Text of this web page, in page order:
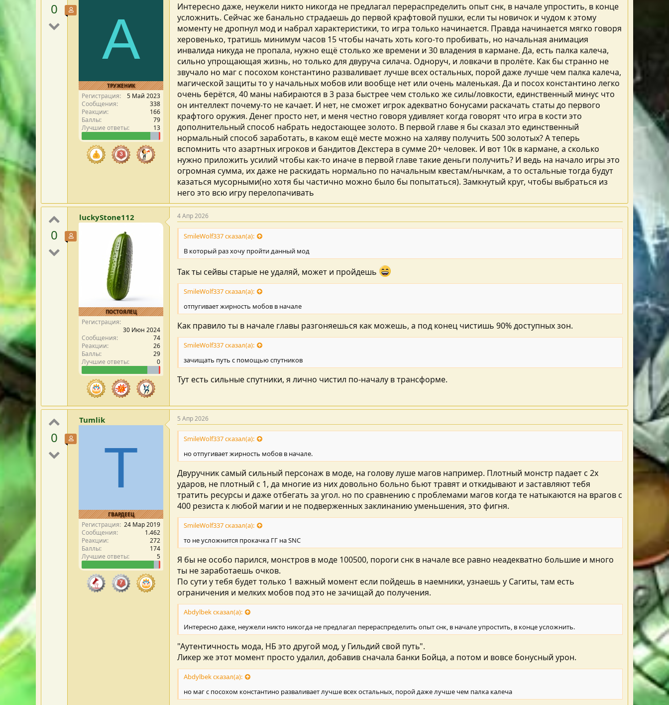
0 A
ТРУЖЕНИК
Регистрация
5 Май 2023
Сообщения
338
Реакции
166
Баллы
79
Лучшие ответы
13
Интересно даже, неужели никто никогда не предлагал перераспределить опыт снк, в начале упростить, в конце
усложнить. Сейчас же банально страдаешь до первой крафтовой пушки, если ты новичок и чудом к этому
моменту не дропнул мод и набрал характеристики, то игра только начинается. Правда начинается мягко говоря
херовенько, тратишь минимум часов 15 чтобы начать хоть кого-то пробивать, но начальная анимация
инвалида никуда не пропала, нужно ещё столько же времени и 30 владения в кармане. Да, есть палка калеча,
сильно упрощающая жизнь, но только для двуруча силача. Одноруч, и ловкачи в пролёте. Как бы странно не
звучало но маг с посохом константино разваливает лучше всех остальных, порой даже лучше чем палка калеча,
магической защиты то у начальных мобов или вообще нет или очень маленькая. Да и посох константино легко
очень берётся, 40 маны набираются в 3 раза быстрее чем столько же силы/ловкости, единственный минус что
он интеллект почему-то не качает. И нет, не сможет игрок адекватно бонусами раскачать статы до первого
крафтого оружия. Денег просто нет, и меня честно говоря удивляет когда говорят что игра в кости это
дополнительный способ набрать недостающее золото. В первой главе я бы сказал это единственный
нормальный способ заработать, в каком ещё месте можно на халяву получить 500 золотых? А теперь
вспомнить что азартных игроков и бандитов Декстера в сумме 20+ человек. И вот 10к в кармане, а сколько
нужно приложить усилий чтобы как-то иначе в первой главе такие деньги получить? И ведь на начало игры это
огромная сумма, их даже не раскидать нормально по начальным квестам/нычкам, а то остальные тогда будут
казаться мусорными(но хотя бы частично можно было бы попытаться). Замкнутый круг, чтобы выбраться из
него это всю игру перелопачивать
0
luckyStone112
ПОСТОЯЛЕЦ
Участник форума
Регистрация
30 Июн 2024
Сообщения
74
Реакции
26
Баллы
29
Лучшие ответы
0
4 Апр 2026
SmileWolf337 сказал(а):
В который раз хочу пройти данный мод
Так ты сейвы старые не удаляй, может и пройдешь
SmileWolf337 сказал(а):
отпугивает жирность мобов в начале
Как правило ты в начале главы разгоняешься как можешь, а под конец чистишь 90% доступных зон.
SmileWolf337 сказал(а):
зачищать путь с помощью спутников
Тут есть сильные спутники, я лично чистил по-началу в трансформе.
0
Tumlik
T
ГВАРДЕЕЦ
Регистрация
24 Мар 2019
Сообщения
1.462
Реакции
272
Баллы
174
Лучшие ответы
5
5 Апр 2026
SmileWolf337 сказал(а):
но отпугивает жирность мобов в начале.
Двуручник самый сильный персонаж в моде, на голову луше магов например. Плотный монстр падает с 2х
ударов, не плотный с 1, да многие из них довольно больно бьют травят и откидывают и заставляют тебя
тратить ресурсы и даже отбегать за угол. но по сравнению с проблемами магов когда те натыкаются на врагов с
400 резиста к любой магии и не подверженных заклинанию уменьшения, это фигня.
SmileWolf337 сказал(а):
то не усложнится прокачка ГГ на SNC
Я бы не особо парился, монстров в моде 100500, пороги снк в начале все равно неадекватно большие и много
ты не заработаешь очков.
По сути у тебя будет только 1 важный момент если пойдешь в наемники, узнаешь у Сагиты, там есть
ограничения и мелких мобов под это не зачищай до получения.
Abdylbek сказал(а):
Интересно даже, неужели никто никогда не предлагал перераспределить опыт снк, в начале упростить, в конце усложнить.
"Аутентичность мода, НБ это другой мод, у Гильдий свой путь".
Ликер же этот момент просто удалил, добавив сначала банки Бойца, а потом и вовсе бонусный урон.
Abdylbek сказал(а):
но маг с посохом константино разваливает лучше всех остальных, порой даже лучше чем палка калеча